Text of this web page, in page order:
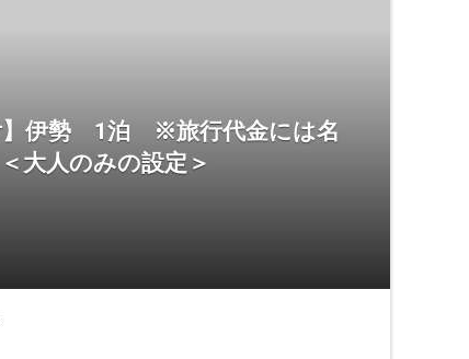
】伊勢 1泊 ※旅行代金には名
大人のみの設定＞